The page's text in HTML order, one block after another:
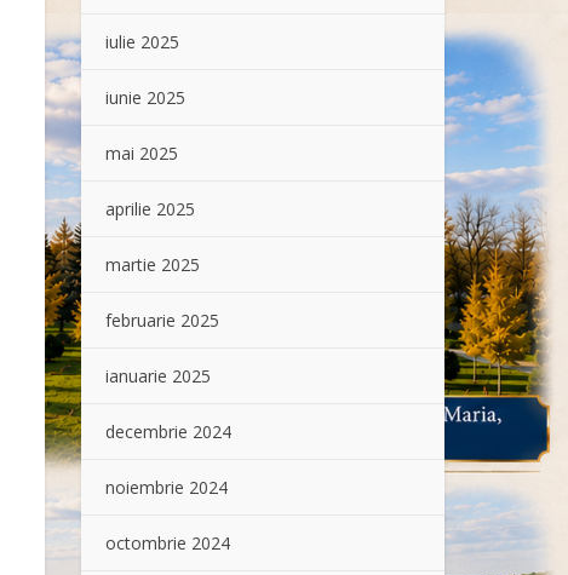
iulie 2025
iunie 2025
mai 2025
aprilie 2025
martie 2025
februarie 2025
ianuarie 2025
decembrie 2024
noiembrie 2024
octombrie 2024